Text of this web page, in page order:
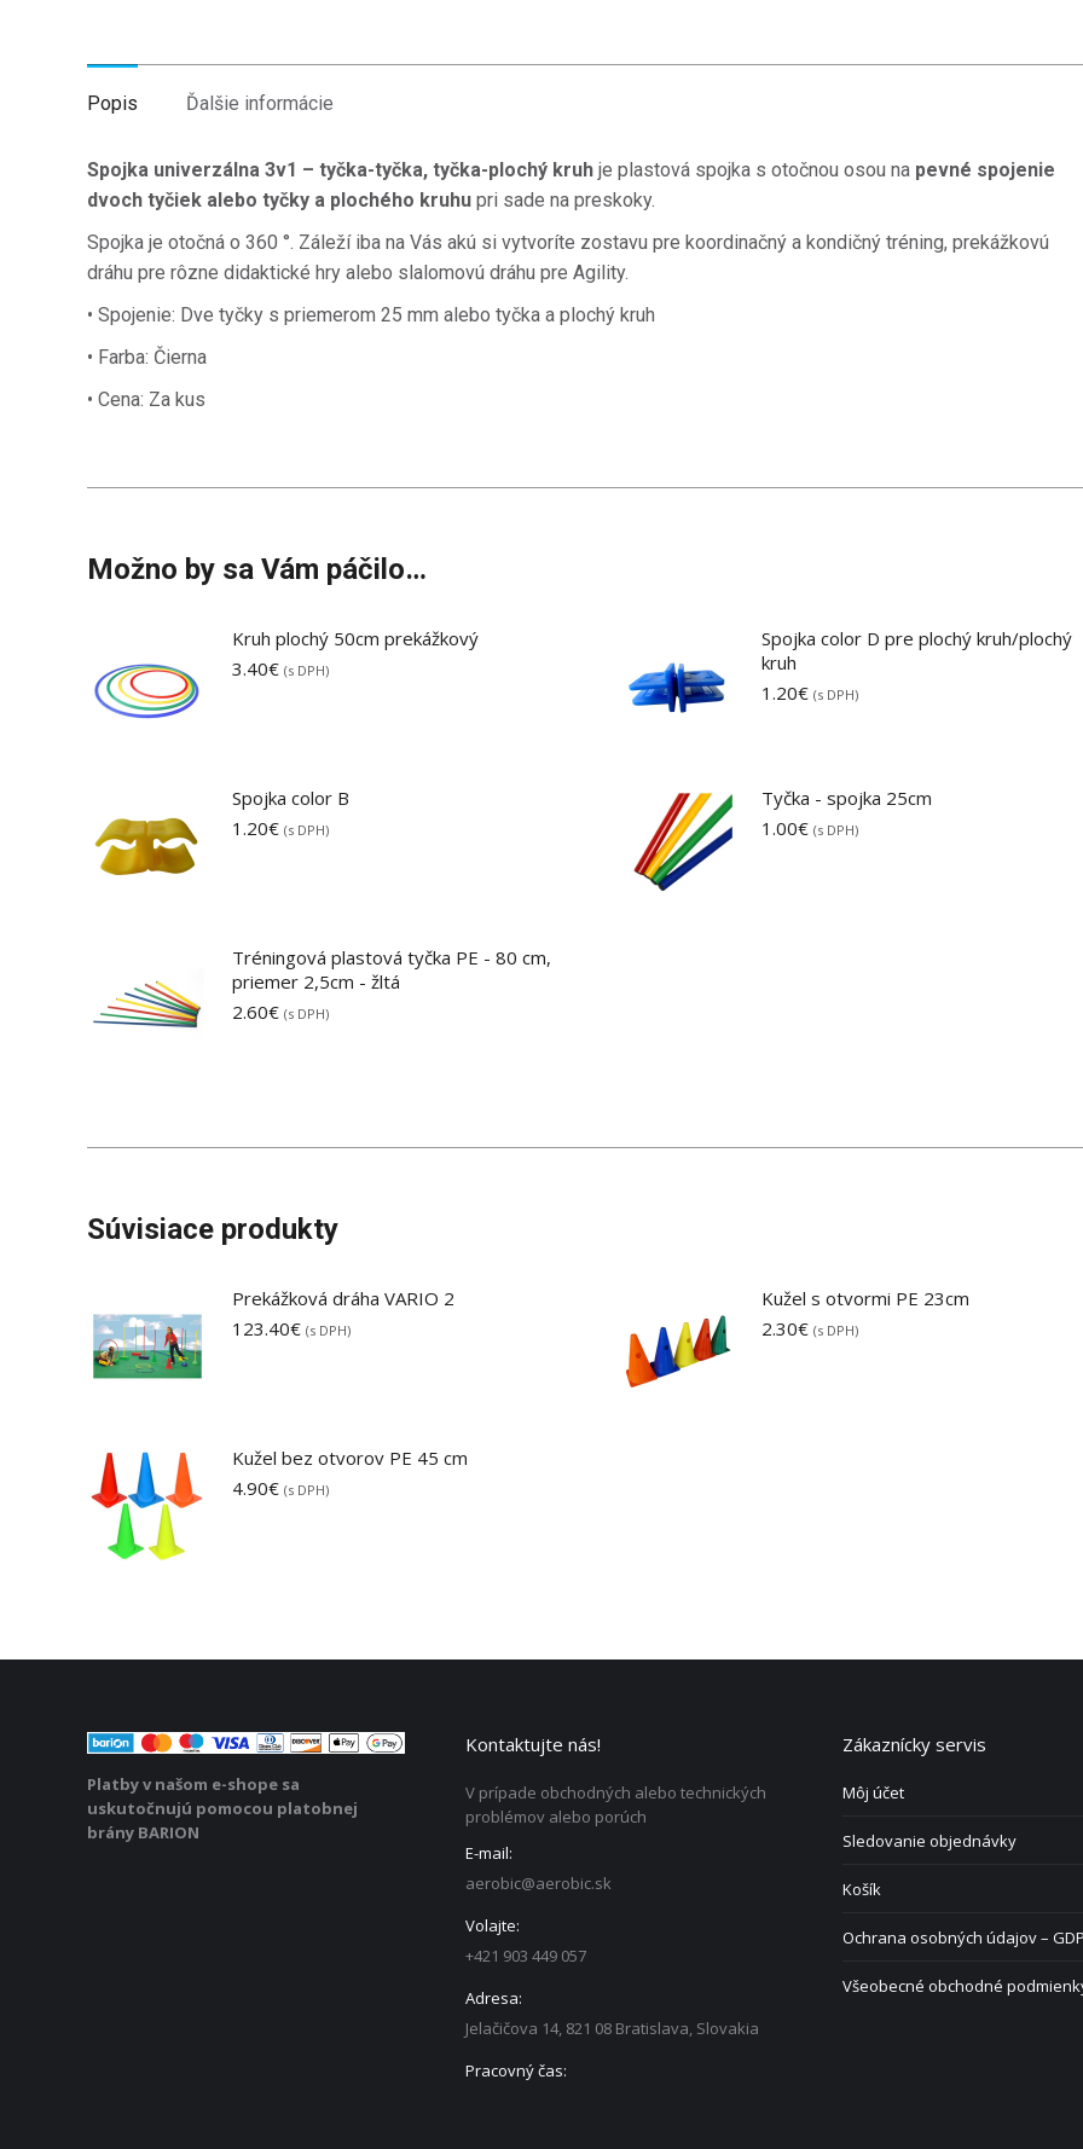
Popis Ďalšie informácie
Spojka univerzálna 3v1 – tyčka-tyčka, tyčka-plochý kruh je plastová spojka s otočnou osou na pevné spojenie
dvoch tyčiek alebo tyčky a plochého kruhu pri sade na preskoky.
Spojka je otočná o 360 °. Záleží iba na Vás akú si vytvoríte zostavu pre koordinačný a kondičný tréning, prekážkovú
dráhu pre rôzne didaktické hry alebo slalomovú dráhu pre Agility.
• Spojenie: Dve tyčky s priemerom 25 mm alebo tyčka a plochý kruh
• Farba: Čierna
• Cena: Za kus
Možno by sa Vám páčilo…
Kruh plochý 50cm prekážkový
3.40€ (s DPH)
Spojka color D pre plochý kruh/plochý
kruh
1.20€ (s DPH)
Spojka color B
1.20€ (s DPH)
Tyčka - spojka 25cm
1.00€ (s DPH)
Tréningová plastová tyčka PE - 80 cm,
priemer 2,5cm - žltá
2.60€ (s DPH)
Súvisiace produkty
Prekážková dráha VARIO 2
123.40€ (s DPH)
Kužel s otvormi PE 23cm
2.30€ (s DPH)
Kužel bez otvorov PE 45 cm
4.90€ (s DPH)
Platby v našom e-shope sa
uskutočnujú pomocou platobnej
brány BARION
Kontaktujte nás!
V prípade obchodných alebo technických
problémov alebo porúch
E-mail:
aerobic@aerobic.sk
Volajte:
+421 903 449 057
Adresa:
Jelačičova 14, 821 08 Bratislava, Slovakia
Pracovný čas:
Zákaznícky servis
Môj účet
Sledovanie objednávky
Košík
Ochrana osobných údajov –
Všeobecné obchodné